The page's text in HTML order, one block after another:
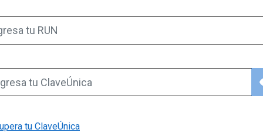
tu RUN
tu ClaveÚnica
tu ClaveÚnica